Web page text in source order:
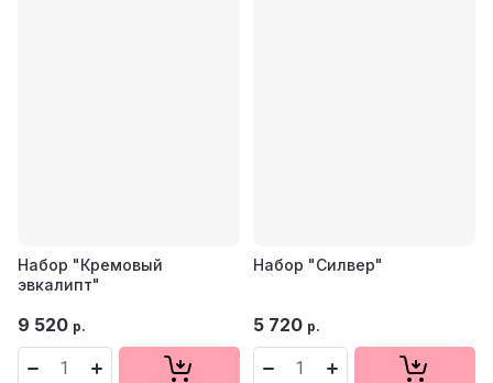
Набор "Кремовый
эвкалипт"
9 520 р.
Набор "Силвер"
5 720 р.